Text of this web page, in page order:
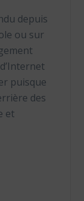
depuis
ou sur
puisque
des
et